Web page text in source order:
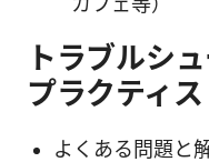
トラブルシ
プラクティス
よくある問題と